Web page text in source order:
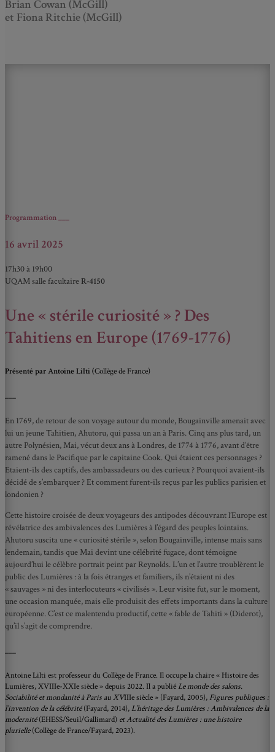
Brian Cowan (McGill)
et Fiona Ritchie (McGill)
Programmation___
16 avril 2025
17h30 à 19h00
UQAM salle facultaireR-4150
Une « stérile curiosité » ? Des
Tahitiens en Europe (1769-1776)
Présenté parAntoine Lilti (Collège de France)
___
En 1769, de retour de son voyage autour du monde, Bougainville amenait avec
lui un jeune Tahitien, Ahutoru, qui passa un an à Paris. Cinq ans plus tard, un
autre Polynésien, Mai, vécut deux ans à Londres, de 1774 à 1776, avant d’être
ramené dans le Pacifique par le capitaine Cook. Qui étaient ces personnages ?
Etaient-ils des captifs, des ambassadeurs ou des curieux ? Pourquoi avaient-ils
décidé de s’embarquer ? Et comment furent-ils reçus par les publics parisien et
londonien ?
Cette histoire croisée de deux voyageurs des antipodes découvrant l’Europe est
révélatrice des ambivalences des Lumières à l’égard des peuples lointains.
Ahutoru suscita une « curiosité stérile », selon Bougainville, intense mais sans
lendemain, tandis que Mai devint une célébrité fugace, dont témoigne
aujourd’hui le célèbre portrait peint par Reynolds. L’un et l’autre troublèrent le
public des Lumières : à la fois étranges et familiers, ils n’étaient ni des
« sauvages » ni des interlocuteurs « civilisés ». Leur visite fut, sur le moment,
une occasion manquée, mais elle produisit des effets importants dans la culture
européenne. C’est ce malentendu productif, cette « fable de Tahiti » (Diderot),
qu’il s’agit de comprendre.
___
Antoine Lilti est professeur du Collège de France. Il occupe la chaire « Histoire des
Lumières, XVIIIe-XXIe siècle » depuis 2022. Il a publié Le monde des salons.
Sociabilité et mondanité à Paris au XVIIIe siècle » (Fayard, 2005), Figures publiques :
l’invention de la célébrité(Fayard, 2014), L’héritage des Lumières : Ambivalences de la
modernité(EHESS/Seuil/Gallimard) et Actualité des Lumières : une histoire
plurielle(Collège de France/Fayard, 2023).